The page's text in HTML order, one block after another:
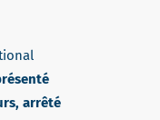
arrêté